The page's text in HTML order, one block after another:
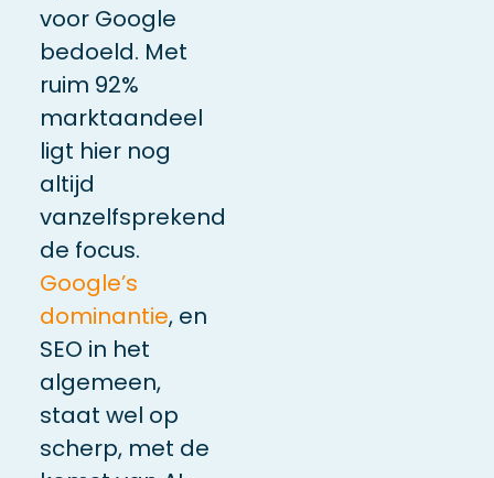
voor Google
bedoeld. Met
ruim 92%
marktaandeel
ligt hier nog
altijd
vanzelfsprekend
de focus.
Google’s
dominantie, en
SEO in het
algemeen,
staat wel op
scherp, met de